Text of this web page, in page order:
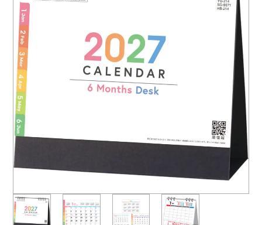
スタッフ紹介
お役立ち情報
よくあるご質問
お問い合わせ
ポケットティッシュ本舗
カレンダー本舗